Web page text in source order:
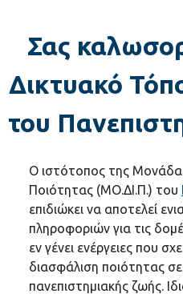
Σας
Δικτυακό
του
Ο ιστότοπος της
Ποιότητας (ΜΟ.ΔΙ.Π.) του
επιδιώκει να αποτελεί
πληροφοριών για τις
εν γένει ενέργειες που
διασφάλιση ποιότητας
πανεπιστημιακής ζωής.